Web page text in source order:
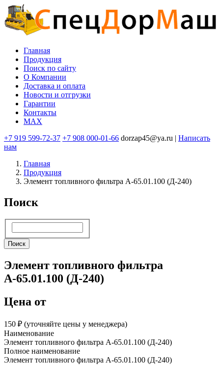
Перейти
к
основному
содержанию
Основная
навигация
Главная
Продукция
Поиск по сайту
O Компании
Доставка и оплата
Новости и отгрузки
Гарантии
Контакты
MAX
+7 919 599-72-37 +7 908 000-01-66 dorzap45@ya.ru | Написать
нам
Главная
Продукция
Элемент топливного фильтра А-65.01.100 (Д-240)
Поиск
Поиск
Элемент топливного фильтра
А-65.01.100 (Д-240)
Цена от
150 ₽︁ (уточняйте цены у менеджера)
Наименование
Элемент топливного фильтра А-65.01.100 (Д-240)
Полное наименование
Элемент топливного фильтра А-65.01.100 (Д-240)